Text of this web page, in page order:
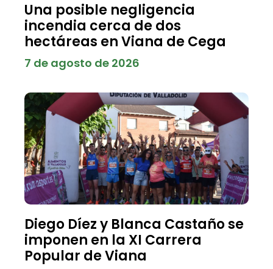
Una posible negligencia
incendia cerca de dos
hectáreas en Viana de Cega
7 de agosto de 2026
Diego Díez y Blanca Castaño se
imponen en la XI Carrera
Popular de Viana